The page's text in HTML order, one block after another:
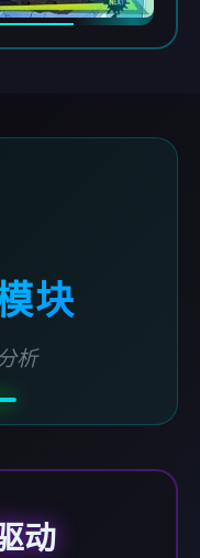
块
析
动